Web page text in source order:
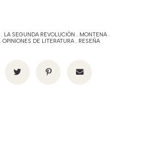
LA SEGUNDA REVOLUCIÓN . MONTENA.
.OPINIONES DE LITERATURA. RESEÑA